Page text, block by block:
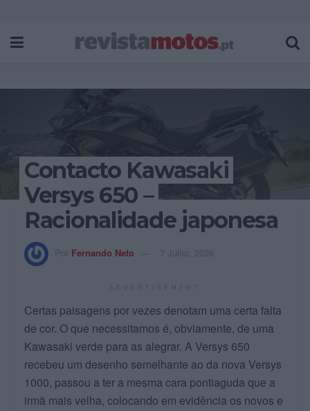
Contacto Kawasaki
Versys 650 –
Racionalidade japonesa
Por Fernando Neto 7 Julho, 2026
Certas paisagens por vezes denotam uma certa falta
de cor. O que necessitamos é, obviamente, de uma
Kawasaki verde para as alegrar. A Versys 650
recebeu um desenho semelhante ao da nova Versys
1000, passou a ter a mesma cara pontiaguda que a
irmã mais velha, colocando em evidência os novos e